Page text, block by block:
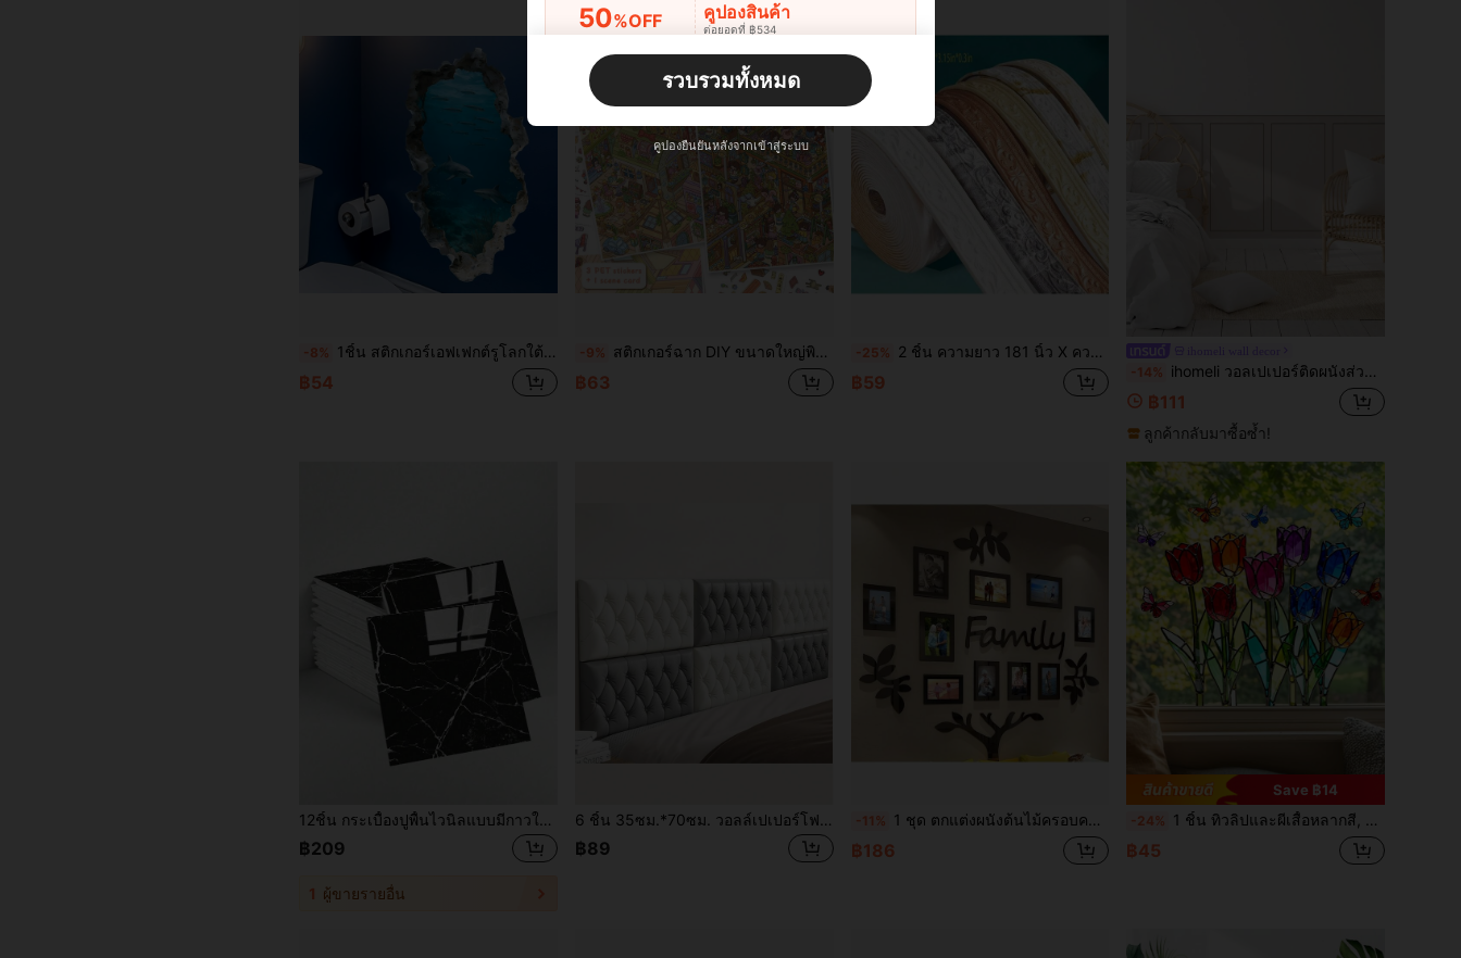
-8% 1ชิ้น สติกเกอร์เอฟเฟกต์รูโลกใต้น้ำ สติกเกอร์ตกแต่งโลมาและฉลาม ตกแต่งผนังห้องน้ำสร้างสรรค์ กาวในตัว ถอดออกได้ สำหรับฟุตบอลโลก 2026
฿54
-9% สติกเกอร์ฉาก DIY ขนาดใหญ่พิเศษพร้อมเส้นตำแหน่ง, สติกเกอร์ทิวทัศน์สำหรับผู้ใหญ่, สติกเกอร์บ้าน, สติกเกอร์แพลนเนอร์, สติกเกอร์ฉากบ้านจำลอง 3D, สติกเกอร์แพลนเนอร์ DIY, สติกเกอร์ทิวทัศน์, สติกเกอร์ทิวทัศน์, สติกเกอร์ทำมือ, สามารถใช้ซ้ำได้, มีหลายขนาดให้เลือก
฿63
-25% 2 ชิ้น ความยาว 181 นิ้ว X ความกว้าง 3.15 นิ้ว สติกเกอร์โฟม 3D DIY กรอบรูปนูน, สติกเกอร์ตกแต่งกันน้ำและกันสิ่งสกปรกสำหรับบัวผนัง, พื้นหลังทีวี, กรอบประตู, ของตกแต่งบ้าน - สติกเกอร์ขอบตกแต่งบัวผนังโฟม 3D, เหมาะสำหรับตกแต่งมุมผนังโรงแรมและบ้าน (เหมาะสำหรับผนังเรียบและสะอาด, เป็นเรื่องปกติที่กาวจะยังคงอยู่บนผนังเมื่อนำผลิตภัณฑ์ออก, ผลิตภัณฑ์ถูกม้วนสำหรับการจัดส่ง, ซึ่งอาจทำให้เกิดรอยยับได้)
฿59 -14% ihomeli วอลเปเปอร์ติดผนังส่วนล่าง, วอลเปเปอร์ติดผนังครึ่งแผ่นแบบลอกออกได้, วอลเปเปอร์ PVC, แผ่นวอลเปเปอร์ลายไม้สำหรับห้องเด็ก, ตกแต่งภายใน, ตกแต่งห้องเด็ก, เลือกสีได้, ลอกออกได้
฿111
ลูกค้ากลับมาซื้อซ้ำ!
12ชิ้น กระเบื้องปูพื้นไวนิลแบบมีกาวในตัว กันน้ำ ลอกและติดได้ ห้องน้ำ, ห้องครัว, ห้องนอน, ตกแต่งห้องนั่งเล่น (หินอ่อนสีขาว), PVC ห้องน้ำ, ห้องครัว, กระเบื้องปูพื้นห้องอาบน้ำห้องนั่งเล่น, สติกเกอร์ปรับปรุง, แผ่นผนังลอก, วอลล์เปเปอร์, ของตกแต่งบ้าน ห้องน้ำ พรมปูพื้นห้องน้ำ พรมปูพื้นห้องน้ำ อุปกรณ์ตกแต่งห้องน้ำ
฿209
1 ผู้ขายรายอื่น
6 ชิ้น 35ซม.*70ซม. วอลล์เปเปอร์โฟมนูนลายเลียนแบบหนังสัตว์ นุ่มและมีพื้นผิว (หนา 0.4ซม./0.16นิ้ว) สติกเกอร์ติดผนังโฟมแบบติดเองได้ ใช้ซ้ำและตัดได้ ตกแต่งพื้นหลังห้องนอน กันเสียง และหนาขึ้น ห่อหุ้มข้างเตียง กันน้ำ กันความชื้น กันฝุ่น และกันการกระแทก ตกแต่งผนัง
฿89
-11% 1 ชุด ตกแต่งผนังต้นไม้ครอบครัว, สติกเกอร์กระจกโมเสคดีไอวาย, กรอบรูปคอลเลกชัน ตกแต่งบ้าน, 3D สเตอริโอ ติดเอง ติดผนังรูปภาพ, สติกเกอร์ติดผนังครอบครัว, เหมาะสำหรับห้องนั่งเล่น ห้องนอน ห้องรับประทานอาหาร ออฟฟิศ ของขวัญบ้านใหม่, ขนาดใหญ่ 47X47 นิ้ว ตกแต่งห้อง
฿186
Save ฿14
-24% 1 ชิ้น ทิวลิปและผีเสื้อหลากสี, สติกเกอร์กระจกสองด้านสีเดียวกัน, การหักเหของแสงแดด, ตกแต่งเอฟเฟกต์กระจกสีสำหรับห้องครัว, ห้องนอน, หน้าต่าง, ฟิล์มกระจกลายผีเสื้อ, สติกเกอร์หน้าต่างดีไซน์ผีเสื้อไล่ระดับสีรุ้ง, เหมาะสำหรับการรวมตัวที่บ้าน, ลานกลางแจ้ง, ตกแต่งประตูบานเลื่อน, ฟิล์มตกแต่งโปร่งใส PVC กันน้ำนำกลับมาใช้ใหม่ได้
฿45
50%OFF คูปองสินค้า
ต่อยอดที่ ฿534
จำกัดเวลา
50
คำสั่งซื้อ ฿897+
คูปองสินค้า
ต่อยอดที่ ฿1,167
รวบรวมทั้งหมด
คูปองยืนยันหลังจากเข้าสู่ระบบ